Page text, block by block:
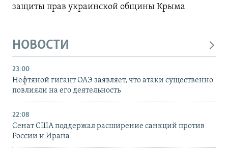
защиты прав украинской общины Крыма
НОВОСТИ
23:00
Нефтяной гигант ОАЭ заявляет, что атаки существенно
повлияли на его деятельность
22:08
Сенат США поддержал расширение санкций против
России и Ирана